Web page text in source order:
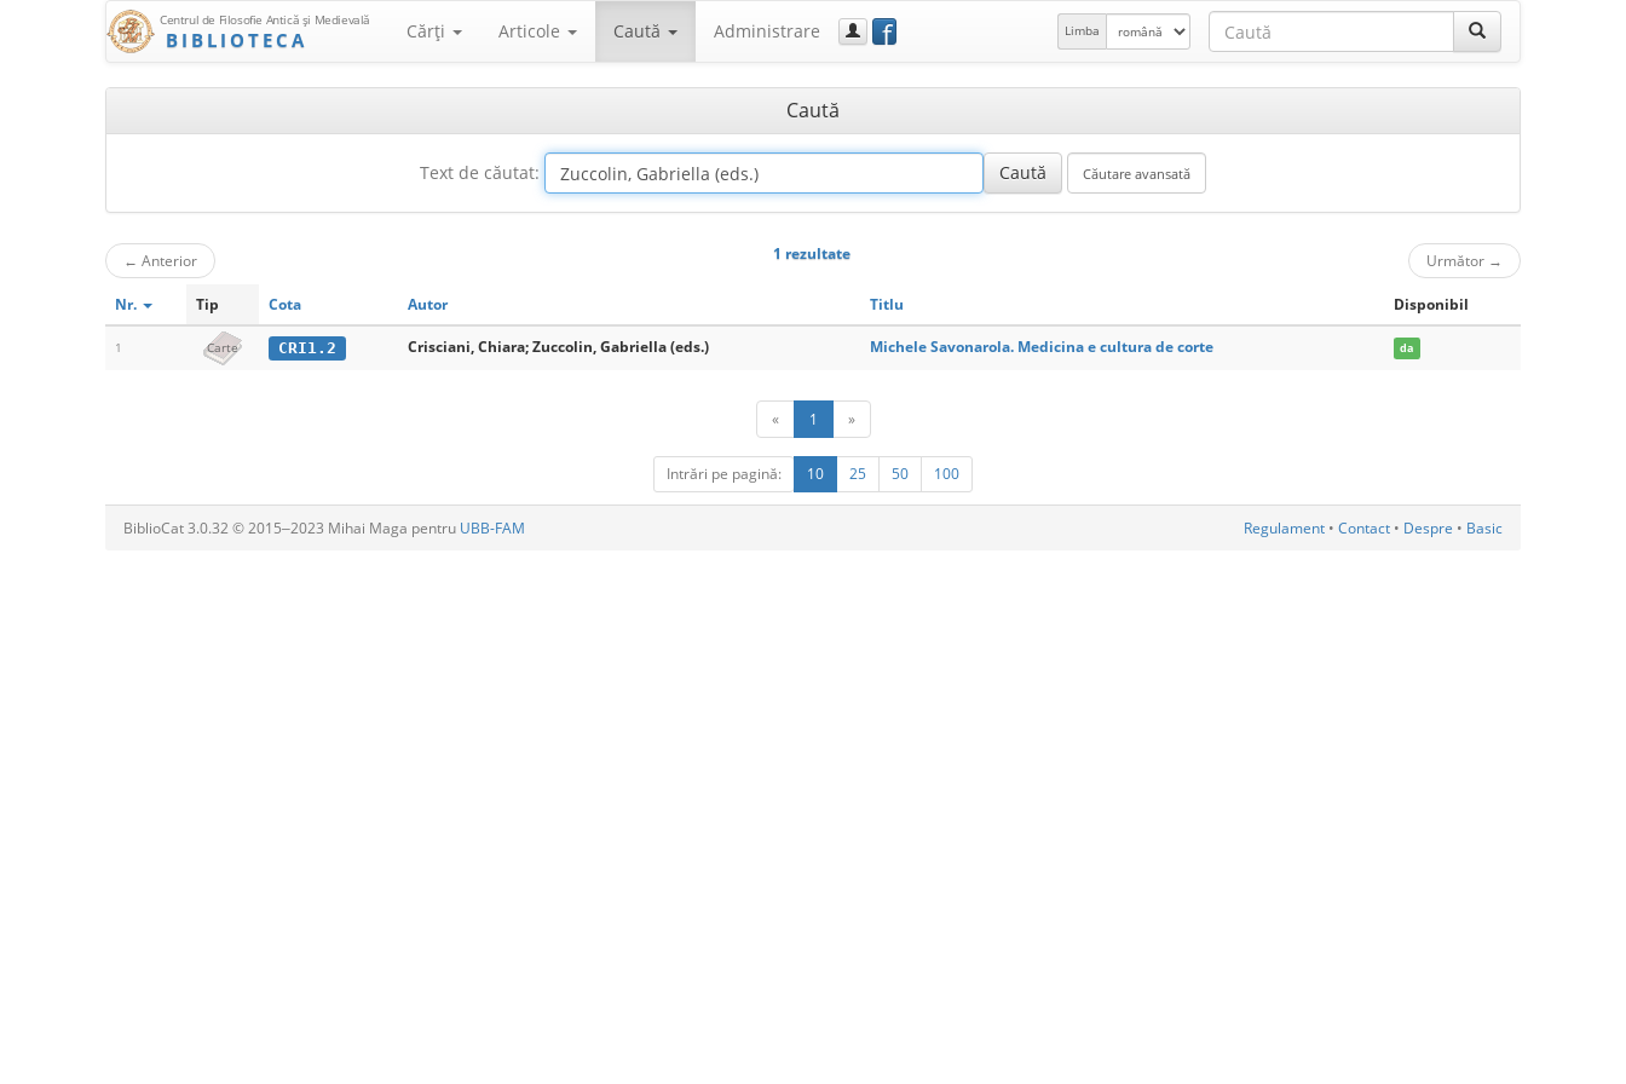
Centrul de Filosofie Antică şi Medievală
BIBLIOTECA Cărţi Articole Caută Administrare f Limba
Caută
Text de căutat:
← Anterior 1 rezultate Următor →
Nr. Tip Cota Autor Titlu Disponibil
1 Carte CRI1.2 Crisciani, Chiara; Zuccolin, Gabriella (eds.) Michele Savonarola. Medicina e cultura de corte da
« 1 »
Intrări pe pagină: 10 25 50 100
BiblioCat 3.0.32 © 2015‒2023 Mihai Maga pentru UBB-FAM Regulament • Contact • Despre • Basic